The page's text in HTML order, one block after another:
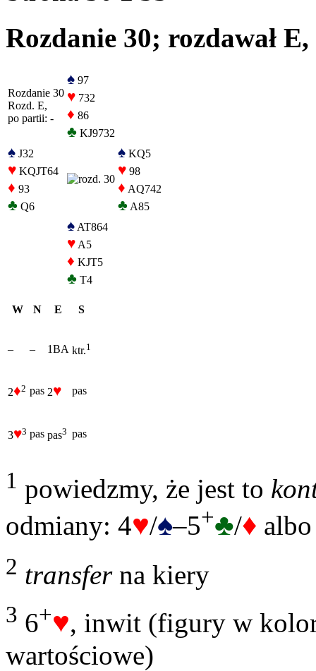
Rozdanie 30; rozdawał
Rozdanie 30
Rozd. E,
po partii: -
♠ 97
♥ 732
♦ 86
♣ KJ9732
♠ J32
♥ KQJT64
♦ 93
♣ Q6
♠ KQ5
♥ 98
♦ AQ742
♣A85
♠AT864
♥A5
♦ KJT5
♣ T4
W N E S
– – 1BA ktr.1
2♦2 pas 2♥ pas
3♥3 pas pas3 pas
1 powiedzmy, że jest to
odmiany: 4♥/♠–5+♣/♦
2 transferna kiery
3 6+♥, inwit (figury w
wartościowe)